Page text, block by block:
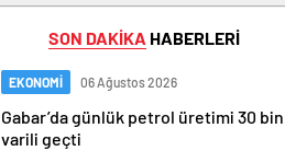
SON DAKİKA HABERLERİ
EKONOMİ 06 Ağustos 2026
Gabar’da günlük petrol üretimi 30 bin
varili geçti